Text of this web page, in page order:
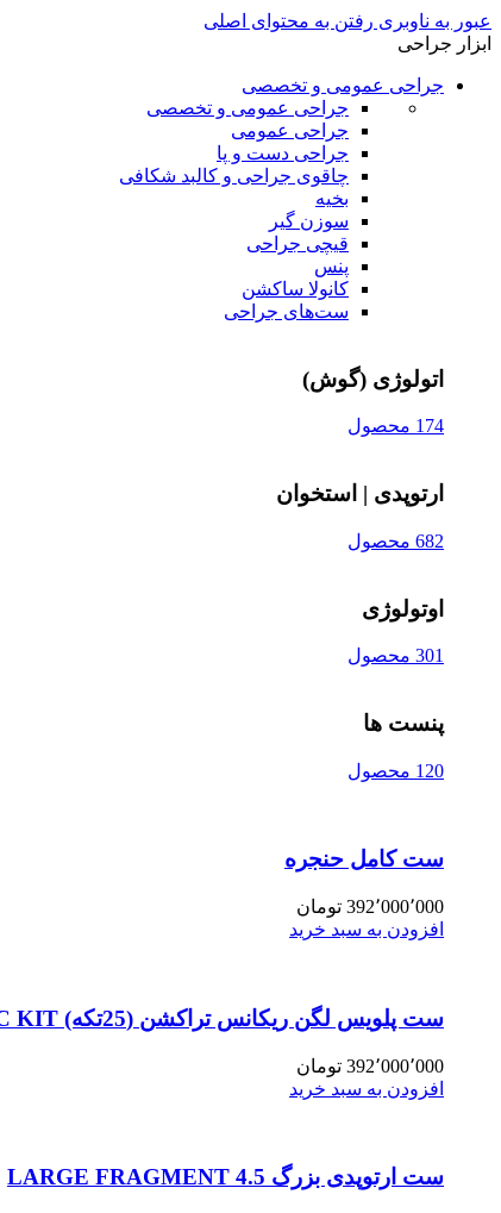
عبور به ناوبری رفتن به محتوای اصلی
ابزار جراحی
جراحی عمومی و تخصصی
جراحی عمومی و تخصصی
جراحی عمومی
جراحی دست و پا
چاقوی جراحی و کالبد شکافی
بخیه
سوزن‌ گیر
قیچی‌ جراحی
پنس
کانولا ساکشن
ست‌های جراحی
اتولوژی (گوش)
174 محصول
ارتوپدی | استخوان
682 محصول
اوتولوژی
301 محصول
پنست ها
120 محصول
ست کامل حنجره
392٬000٬000 تومان
افزودن به سبد خرید
ست پلویس لگن ریکانس تراکشن (25تکه) PELVIC KIT
392٬000٬000 تومان
افزودن به سبد خرید
ست ارتوپدی بزرگ 4.5 LARGE FRAGMENT